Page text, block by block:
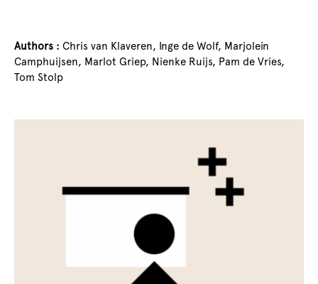
Authors : Chris van Klaveren, Inge de Wolf, Marjolein
Camphuijsen, Marlot Griep, Nienke Ruijs, Pam de Vries,
Tom Stolp